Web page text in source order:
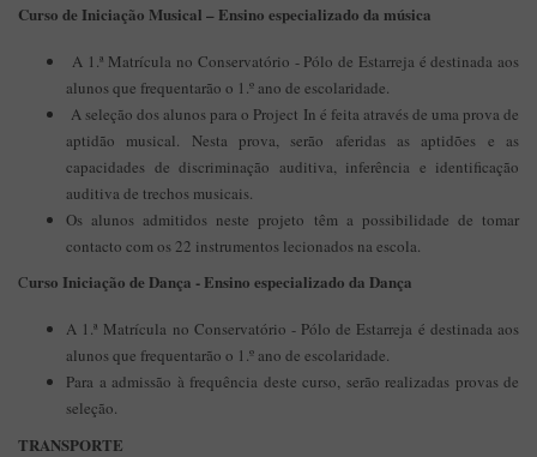
Curso de Iniciação Musical – Ensino especializado da música
A 1.ª Matrícula no Conservatório - Pólo de Estarreja é destinada aos
alunos que frequentarão o 1.º ano de escolaridade.
A seleção dos alunos para o Project In é feita através de uma prova de
aptidão musical. Nesta prova, serão aferidas as aptidões e as
capacidades de discriminação auditiva, inferência e identificação
auditiva de trechos musicais.
Os alunos admitidos neste projeto têm a possibilidade de tomar
contacto com os 22 instrumentos lecionados na escola.
Curso Iniciação de Dança - Ensino especializado da Dança
A 1.ª Matrícula no Conservatório - Pólo de Estarreja é destinada aos
alunos que frequentarão o 1.º ano de escolaridade.
Para a admissão à frequência deste curso, serão realizadas provas de
seleção.
TRANSPORTE